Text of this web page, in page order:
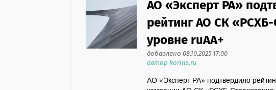
АО «Эксперт РА»
рейтинг АО СК
уровне ruАА+
добавлено 08.10.2025 17:00
автор korins.ru
АО «Эксперт РА» подтвердило